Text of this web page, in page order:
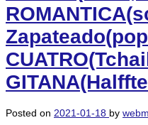
Posted on 2021-01-18 by